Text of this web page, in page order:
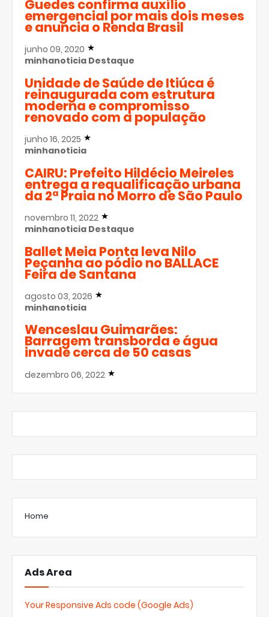
Guedes confirma auxílio
emergencial por mais dois meses
e anuncia o Renda Brasil
junho 09, 2020
minhanoticia Destaque
Unidade de Saúde de Itiúca é
reinaugurada com estrutura
moderna e compromisso
renovado com a população
junho 16, 2025
minhanoticia
CAIRU: Prefeito Hildécio Meireles
entrega a requalificação urbana
da 2ª Praia no Morro de São Paulo
novembro 11, 2022
minhanoticia Destaque
Ballet Meia Ponta leva Nilo
Peçanha ao pódio no BALLACE
Feira de Santana
agosto 03, 2026
minhanoticia
Wenceslau Guimarães:
Barragem transborda e água
invade cerca de 50 casas
dezembro 06, 2022
Home
Ads Area
Your Responsive Ads code (Google Ads)